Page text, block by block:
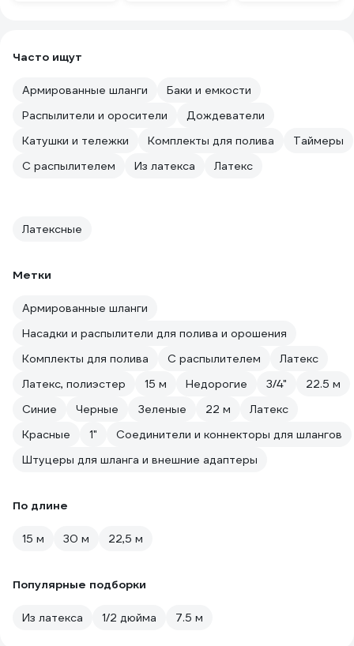
Часто ищут
Армированные шланги
Баки и емкости
Распылители и оросители
Дождеватели
Катушки и тележки
Комплекты для полива
Таймеры
С распылителем
Из латекса Латекс
Латексные
Метки
Армированные шланги
Насадки и распылители для полива и орошения
Комплекты для полива
С распылителем
Латекс
Латекс, полиэстер
15 м Недорогие 3/4"
22.5 м
Синие
Черные Зеленые 22 м
Латекс
Красные
1"
Соединители и коннекторы для шлангов
Штуцеры для шланга и внешние адаптеры
По длине
15 м 30 м 22,5 м
Популярные подборки
Из латекса 1/2 дюйма 7.5 м